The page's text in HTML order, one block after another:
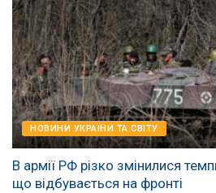
НОВИНИ УКРАЇНИ ТА СВІТУ
В армії РФ різко змінилися
що відбувається на фронті